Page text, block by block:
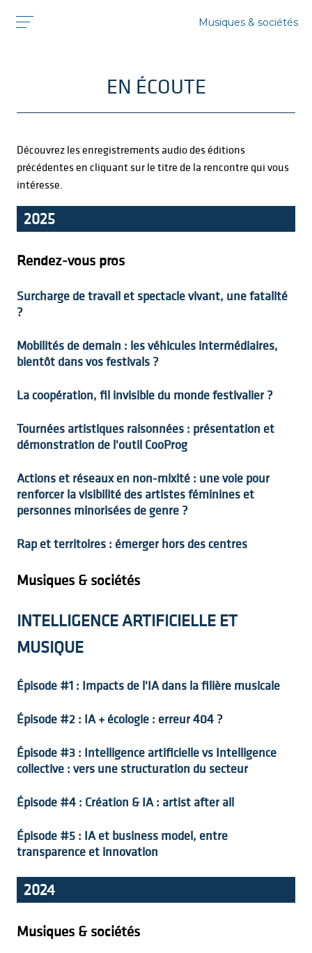
EN ÉCOUTE
Découvrez les enregistrements audio des éditions
précédentes en cliquant sur le titre de la rencontre qui vous
intéresse.
2025
Rendez-vous pros
Surcharge de travail et spectacle vivant, une fatalité
?
Mobilités de demain : les véhicules intermédiaires,
bientôt dans vos festivals ?
La coopération, fil invisible du monde festivalier ?
Tournées artistiques raisonnées : présentation et
démonstration de l'outil CooProg
Actions et réseaux en non-mixité : une voie pour
renforcer la visibilité des artistes féminines et
personnes minorisées de genre ?
Rap et territoires : émerger hors des centres
Musiques & sociétés
INTELLIGENCE ARTIFICIELLE ET
MUSIQUE
Épisode #1 : Impacts de l'IA dans la filière musicale
Épisode #2 : IA + écologie : erreur 404 ?
Épisode #3 : Intelligence artificielle vs Intelligence
collective : vers une structuration du secteur
Épisode #4 : Création & IA : artist after all
Épisode #5 : IA et business model, entre
transparence et innovation
2024
Musiques & sociétés
Musiques & sociétés